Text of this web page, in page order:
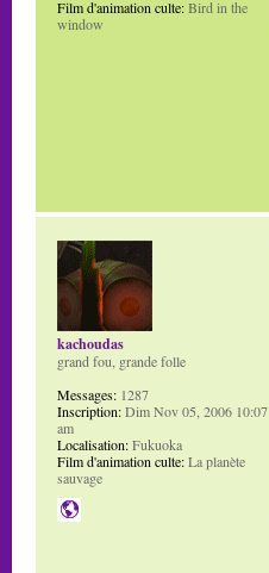
Film d'animation culte:Bird in the
window
kachoudas
grand fou, grande folle
Messages: 1287
Inscription:Dim Nov 05, 2006 10:07
am
Localisation:Fukuoka
Film d'animation culte:La planète
sauvage